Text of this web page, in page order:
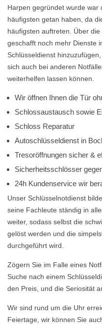
Harpen gegründet wurde war
häufigsten getan haben, da
häufigsten auftreten. Über
geschafft noch mehr Dienste
Schlüsseldienst
sich auch bei anderen
weiterhelfen lassen können.
Wir öffnen Ihnen die Tür
Schlossaustausch sowie
Schloss Reparatur
Autoschlüsseldienst in
Tresoröffnungen sicher &
Sicherheitsschlösser
24h Kundenservice wir
Unser Schlüsselnotdienst
seine Fachleute ständig in
weiter, sodass selbst die
gelöst werden und die
durchgeführt wird.
Zögern Sie im Falle eines
Suche nach einem
den Preis, und die Seriosität
Wir sind rund um die Uhr
Feiertage, wir können Sie